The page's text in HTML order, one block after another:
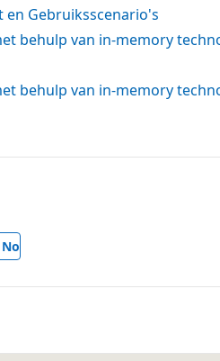
en Gebruiksscenario's
behulp van in-memory
behulp van in-memory
No